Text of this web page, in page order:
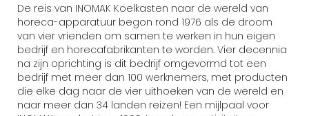
De reis van INOMAK Koelkasten naar de wereld van
horeca-apparatuur begon rond 1976 als de droom
van vier vrienden om samen te werken in hun eigen
bedrijf en horecafabrikanten te worden. Vier decennia
na zijn oprichting is dit bedrijf omgevormd tot een
bedrijf met meer dan 100 werknemers, met producten
die elke dag naar de vier uithoeken van de wereld en
naar meer dan 34 landen reizen! Een mijlpaal voor